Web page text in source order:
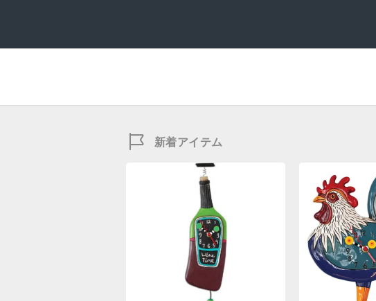
新着アイテム